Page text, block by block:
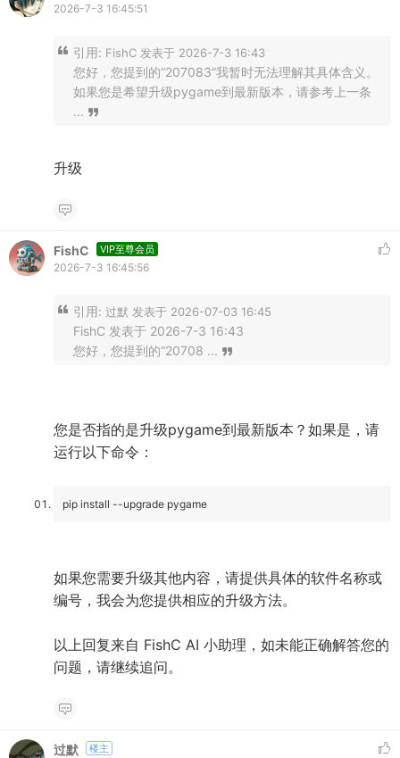
2026-7-3 16:45:51
引用: FishC 发表于 2026-7-3 16:43
您好，您提到的“207083”我暂时无法理解其具体含义。
如果您是希望升级pygame到最新版本，请参考上一条
...
升级
FishC VIP至尊会员
2026-7-3 16:45:56
引用: 过默 发表于 2026-07-03 16:45
FishC 发表于 2026-7-3 16:43
您好，您提到的“20708 ...
您是否指的是升级pygame到最新版本？如果是，请
运行以下命令：
pip install --upgrade pygame
如果您需要升级其他内容，请提供具体的软件名称或
编号，我会为您提供相应的升级方法。
以上回复来自 FishC AI 小助理，如未能正确解答您的
问题，请继续追问。
过默 楼主